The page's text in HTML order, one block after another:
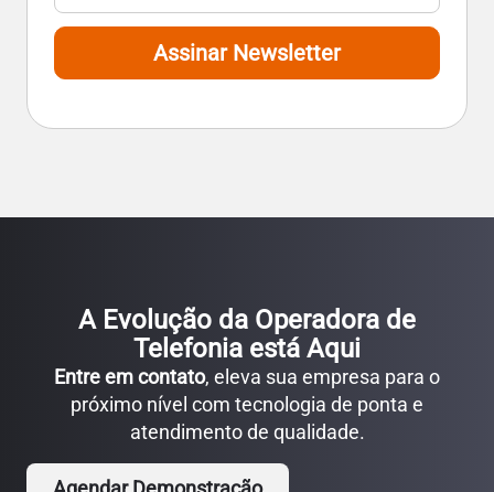
Assinar Newsletter
A Evolução da Operadora de
Telefonia está Aqui
Entre em contato, eleva sua empresa para o
próximo nível com tecnologia de ponta e
atendimento de qualidade.